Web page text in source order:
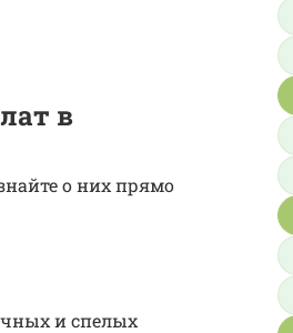
в
о них прямо
и спелых